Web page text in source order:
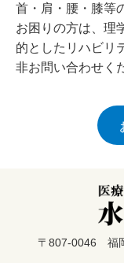
首・肩・腰・膝等
お困りの方は、理
的としたリハビリ
非お問い合わせく
〒807-0046 福